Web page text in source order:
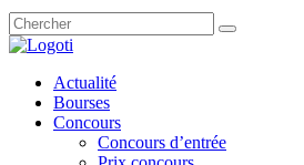
Actualité
Bourses
Concours
Concours d’entrée